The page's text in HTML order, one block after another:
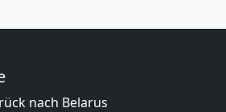
nach Belarus